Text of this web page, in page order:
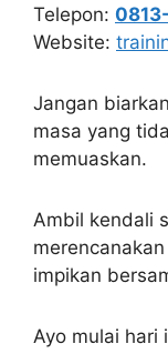
Telepon:
Website:
Jangan
masa yang
memuaskan.
Ambil kendali
impikan
Ayo mulai hari